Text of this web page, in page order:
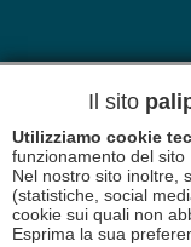
Il sito
Utilizziamo cookie
funzionamento del sito
Nel nostro sito inoltre,
(statistiche, social
cookie sui quali non
Esprima la sua